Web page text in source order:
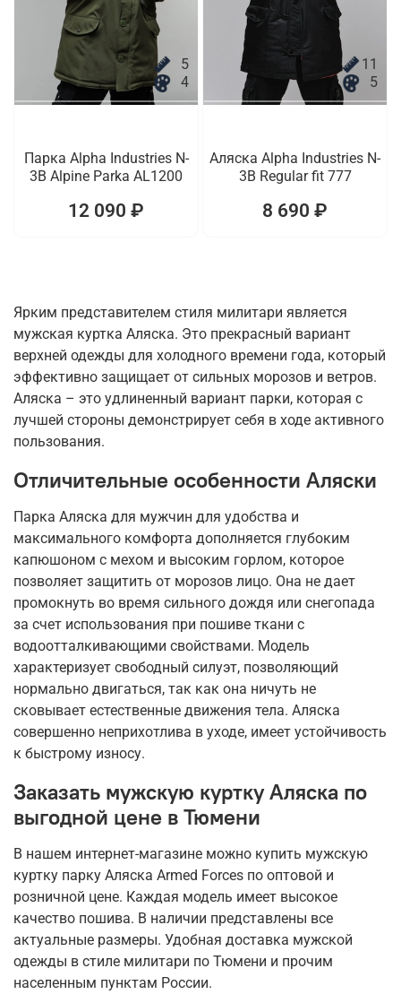
5
4
Парка Alpha Industries N-
3B Alpine Parka AL1200
12 090 ₽
11
5
Аляска Alpha Industries N-
3B Regular fit 777
8 690 ₽
Ярким представителем стиля милитари является
мужская куртка Аляска. Это прекрасный вариант
верхней одежды для холодного времени года, который
эффективно защищает от сильных морозов и ветров.
Аляска – это удлиненный вариант парки, которая с
лучшей стороны демонстрирует себя в ходе активного
пользования.
Отличительные особенности Аляски
Парка Аляска для мужчин для удобства и
максимального комфорта дополняется глубоким
капюшоном с мехом и высоким горлом, которое
позволяет защитить от морозов лицо. Она не дает
промокнуть во время сильного дождя или снегопада
за счет использования при пошиве ткани с
водоотталкивающими свойствами. Модель
характеризует свободный силуэт, позволяющий
нормально двигаться, так как она ничуть не
сковывает естественные движения тела. Аляска
совершенно неприхотлива в уходе, имеет устойчивость
к быстрому износу.
Заказать мужскую куртку Аляска по
выгодной цене в Тюмени
В нашем интернет-магазине можно купить мужскую
куртку парку Аляска Armed Forces по оптовой и
розничной цене. Каждая модель имеет высокое
качество пошива. В наличии представлены все
актуальные размеры. Удобная доставка мужской
одежды в стиле милитари по Тюмени и прочим
населенным пунктам России.